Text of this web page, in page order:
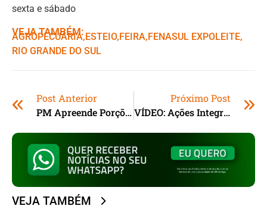
sexta e sábado
VEJA TAMBÉM:
AGROPECUÁRIA,ㅤ ESTEIO,ㅤ FEIRA,ㅤ FENASUL EXPOLEITE,ㅤ
RIO GRANDE DO SUL
Post Anterior
PM Apreende Porções De Cocaína Em Banheiro De Estabelecimento E Prende Suspeito Em Tubarão (SC)
Próximo Post
VÍDEO: Ações Integradas Apreendem Quase 430 Quilos De Maconha Em Menos De 24 Horas No Oeste De SC
VEJA TAMBÉM